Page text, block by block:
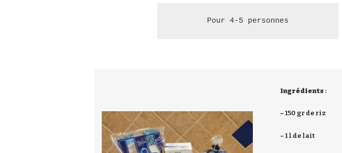
Pour 4-5 personnes
Ingrédients :
– 150 gr de riz
– 1 l de lait